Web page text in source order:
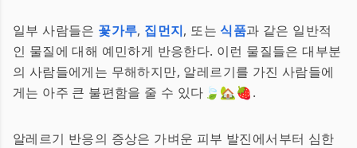
일부 사람들은 꽃가루, 집먼지, 또는 식품과 같은 일반적
인 물질에 대해 예민하게 반응한다. 이런 물질들은 대부분
의 사람들에게는 무해하지만, 알레르기를 가진 사람들에
게는 아주 큰 불편함을 줄 수 있다🍃🏡🍓.
알레르기 반응의 증상은 가벼운 피부 발진에서부터 심한